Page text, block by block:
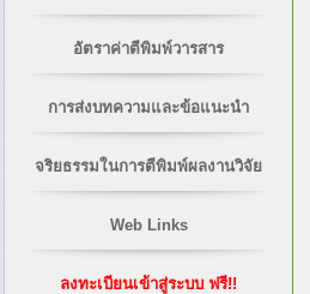
อัตราค่าตีพิมพ์วารสาร
การส่งบทความและข้อแนะนำ
จริยธรรมในการตีพิมพ์ผลงานวิจัย
Web Links
ลงทะเบียนเข้าสู่ระบบ ฟรี!!